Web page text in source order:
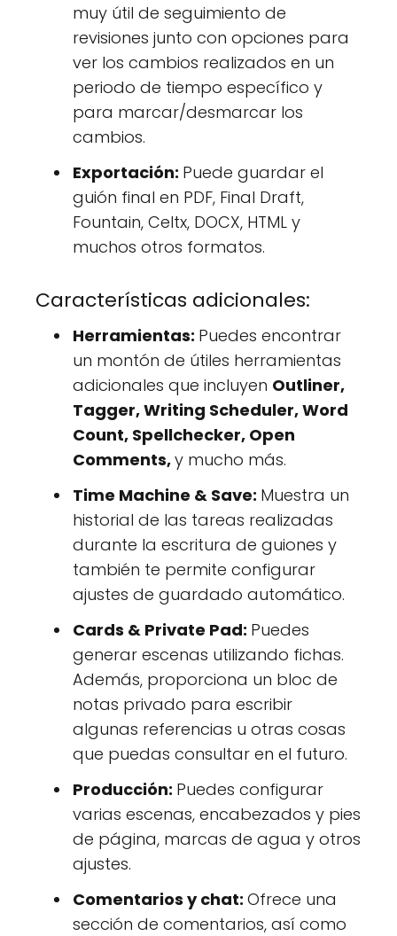
muy útil de seguimiento de
revisiones junto con opciones para
ver los cambios realizados en un
periodo de tiempo específico y
para marcar/desmarcar los
cambios.
Exportación: Puede guardar el
guión final en PDF, Final Draft,
Fountain, Celtx, DOCX, HTML y
muchos otros formatos.
Características adicionales:
Herramientas: Puedes encontrar
un montón de útiles herramientas
adicionales que incluyen Outliner,
Tagger, Writing Scheduler, Word
Count, Spellchecker, Open
Comments,y mucho más.
Time Machine & Save: Muestra un
historial de las tareas realizadas
durante la escritura de guiones y
también te permite configurar
ajustes de guardado automático.
Cards & Private Pad: Puedes
generar escenas utilizando fichas.
Además, proporciona un bloc de
notas privado para escribir
algunas referencias u otras cosas
que puedas consultar en el futuro.
Producción: Puedes configurar
varias escenas, encabezados y pies
de página, marcas de agua y otros
ajustes.
Comentarios y chat: Ofrece una
sección de comentarios, así como